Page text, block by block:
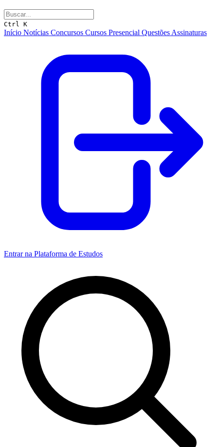
Ctrl K
Início Notícias Concursos Cursos Presencial Questões Assinaturas
Entrar na Plataforma de Estudos